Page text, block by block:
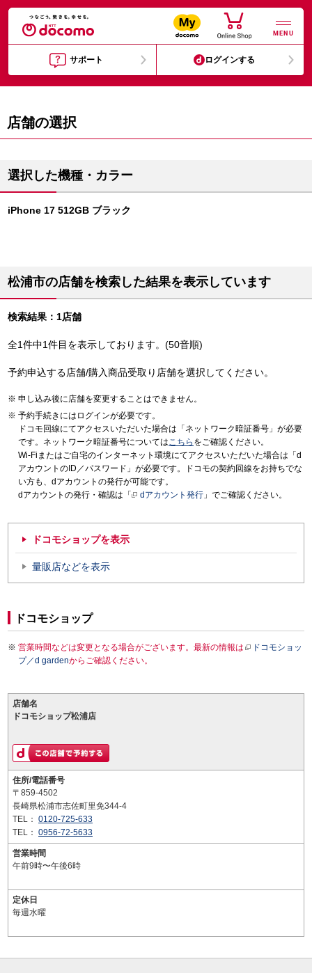
MENU
サポート ログインする
店舗の選択
選択した機種・カラー
iPhone 17 512GB ブラック
松浦市の店舗を検索した結果を表示しています
検索結果：1店舗
全1件中1件目を表示しております。(50音順)
予約申込する店舗/購入商品受取り店舗を選択してください。
申し込み後に店舗を変更することはできません。
予約手続きにはログインが必要です。
ドコモ回線にてアクセスいただいた場合は「ネットワーク暗証番号」が必要
です。ネットワーク暗証番号についてはこちら をご確認ください。
Wi-Fiまたはご自宅のインターネット環境にてアクセスいただいた場合は「d
アカウントのID／パスワード」が必要です。ドコモの契約回線をお持ちでな
い方も、dアカウントの発行が可能です。
dアカウントの発行・確認は「
dアカウント発行 」でご確認ください。
ドコモショップを表示
量販店などを表示
ドコモショップ
営業時間などは変更となる場合がございます。最新の情報は
ドコモショッ
プ／d gardenからご確認ください。
店舗名
ドコモショップ松浦店
住所/電話番号
〒859-4502
長崎県松浦市志佐町里免344-4
TEL： 0120-725-633
TEL： 0956-72-5633
営業時間
午前9時〜午後6時
定休日
毎週水曜